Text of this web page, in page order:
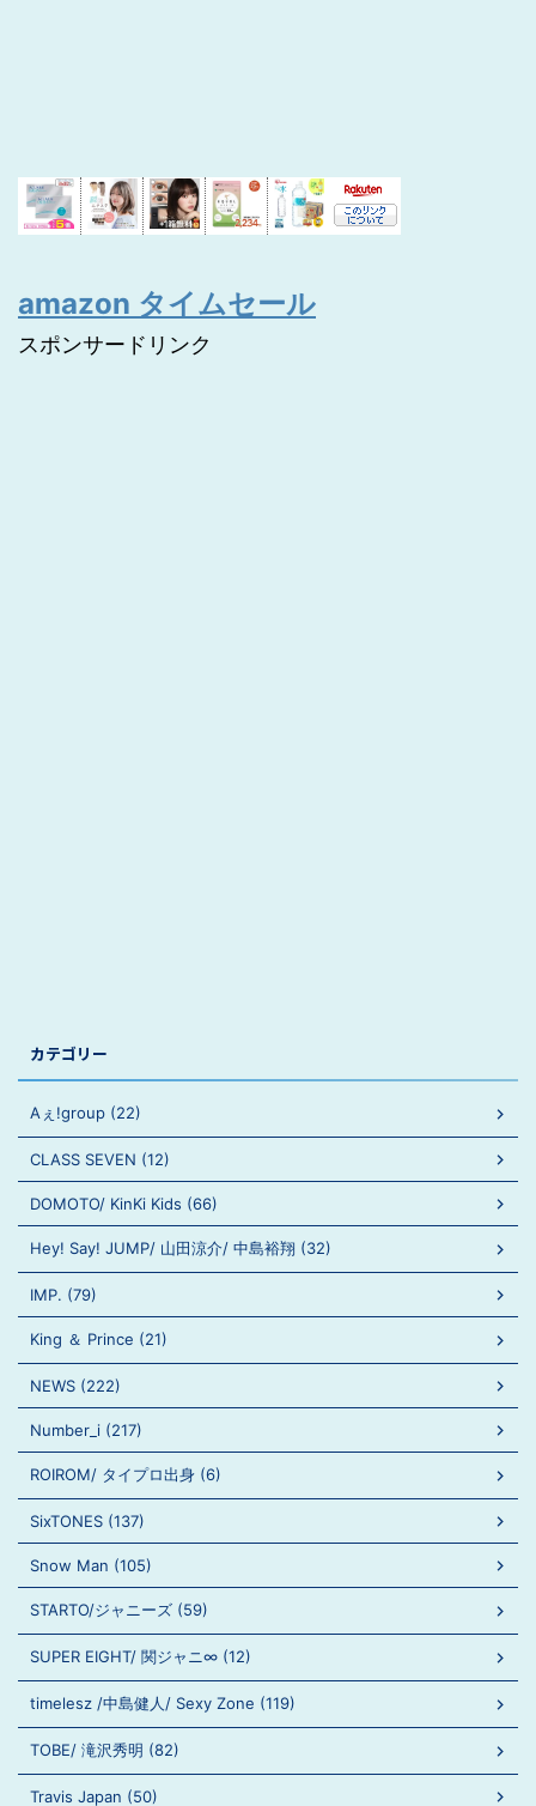
amazon タイムセール
スポンサードリンク
カテゴリー
Aぇ!group (22)
CLASS SEVEN (12)
DOMOTO/ KinKi Kids (66)
Hey! Say! JUMP/ 山田涼介/ 中島裕翔 (32)
IMP. (79)
King ＆ Prince (21)
NEWS (222)
Number_i (217)
ROIROM/ タイプロ出身 (6)
SixTONES (137)
Snow Man (105)
STARTO/ジャニーズ (59)
SUPER EIGHT/ 関ジャニ∞ (12)
timelesz /中島健人/ Sexy Zone (119)
TOBE/ 滝沢秀明 (82)
Travis Japan (50)